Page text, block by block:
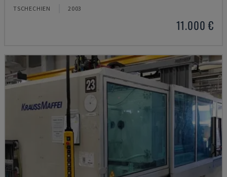
TSCHECHIEN 2003
11.000 €